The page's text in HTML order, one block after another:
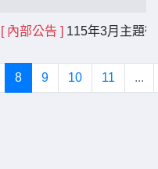
[ 內部公告 ] 115年3月主題
8 9 10 11 ...